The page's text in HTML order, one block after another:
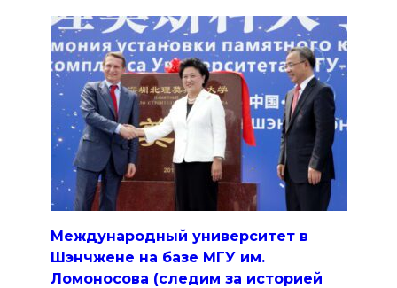
Международный университет в
Шэнчжене на базе МГУ им.
Ломоносова (следим за историей